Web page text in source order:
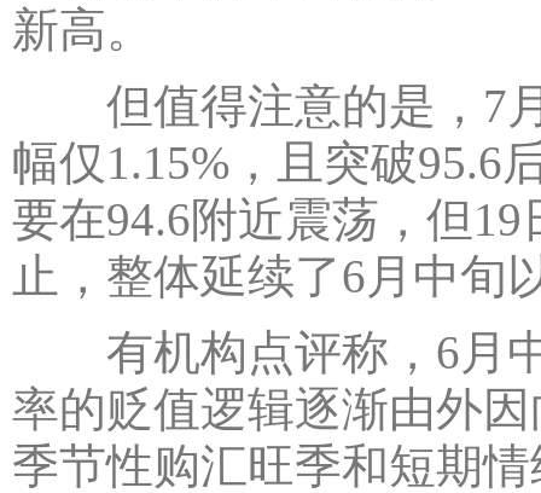
新高。
但值得注意的是，7月
幅仅1.15%，且突破95.6
要在94.6附近震荡，但
止，整体延续了6月中旬
有机构点评称，6月中
率的贬值逻辑逐渐由外
季节性购汇旺季和短期